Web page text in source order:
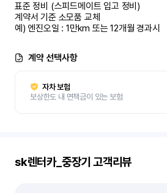
표준 정비 (스피드메이트 입고 정비)
계약서 기준 소모품 교체
예) 엔진오일 : 1만km 또는 12개월 경과시
계약 선택사항
자차 보험
보상한도 내 면책금이 있는 보험
sk렌터카_중장기 고객리뷰